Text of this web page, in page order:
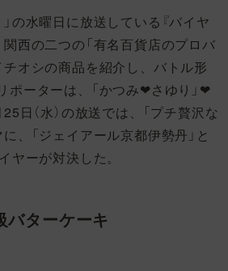
の水曜日に放送している『バイヤ
西の二つの「有名百貨店のプロバ
チオシの商品を紹介し、バトル形
ポーターは、「かつみ❤さゆり」❤
日（水）の放送では、「プチ贅沢な
、「ジェイアール京都伊勢丹」と
ヤーが対決した。
バターケーキ